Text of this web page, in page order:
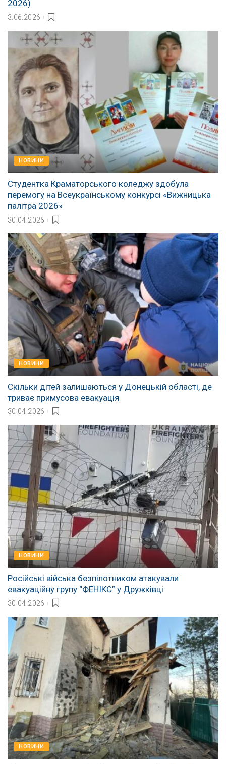
2026)
3.06.2026
НОВИНИ
Студентка Краматорського коледжу здобула
перемогу на Всеукраїнському конкурсі «Вижницька
палітра 2026»
30.04.2026
НОВИНИ
Скільки дітей залишаються у Донецькій області, де
триває примусова евакуація
30.04.2026
НОВИНИ
Російські війська безпілотником атакували
евакуаційну групу “ФЕНІКС” у Дружківці
30.04.2026
НОВИНИ